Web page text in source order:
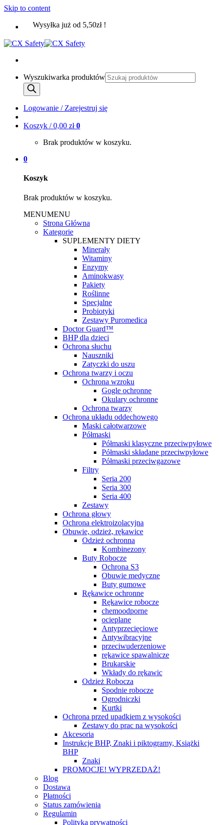
Skip to content
Wysyłka już od 5,50zł !
Wyszukiwarka produktów
Logowanie / Zarejestruj się
Koszyk /0,00 zł 0
Brak produktów w koszyku.
0
Koszyk
Brak produktów w koszyku.
MENUMENU
Strona Główna
Kategorie
SUPLEMENTY DIETY
Minerały
Witaminy
Enzymy
Aminokwasy
Pakiety
Roślinne
Specjalne
Probiotyki
Zestawy Puromedica
Doctor Guard™
BHP dla dzieci
Ochrona słuchu
Nauszniki
Zatyczki do uszu
Ochrona twarzy i oczu
Ochrona wzroku
Gogle ochronne
Okulary ochronne
Ochrona twarzy
Ochrona układu oddechowego
Maski całotwarzowe
Półmaski
Półmaski klasyczne przeciwpyłowe
Półmaski składane przeciwpyłowe
Półmaski przeciwgazowe
Filtry
Seria 200
Seria 300
Seria 400
Zestawy
Ochrona głowy
Ochrona elektroizolacyjna
Obuwie, odzież, rękawice
Odzież ochronna
Kombinezony
Buty Robocze
Ochrona S3
Obuwie medyczne
Buty gumowe
Rękawice ochronne
Rękawice robocze
chemoodporne
ocieplane
Antyprzecięciowe
Antywibracyjne
przeciwuderzeniowe
rękawice spawalnicze
Brukarskie
Wkłady do rękawic
Odzież Robocza
Spodnie robocze
Ogrodniczki
Kurtki
Ochrona przed upadkiem z wysokości
Zestawy do prac na wysokości
Akcesoria
Instrukcje BHP, Znaki i piktogramy, Książki
BHP
Znaki
PROMOCJE! WYPRZEDAŻ!
Blog
Dostawa
Płatności
Status zamówienia
Regulamin
Polityka prywatności